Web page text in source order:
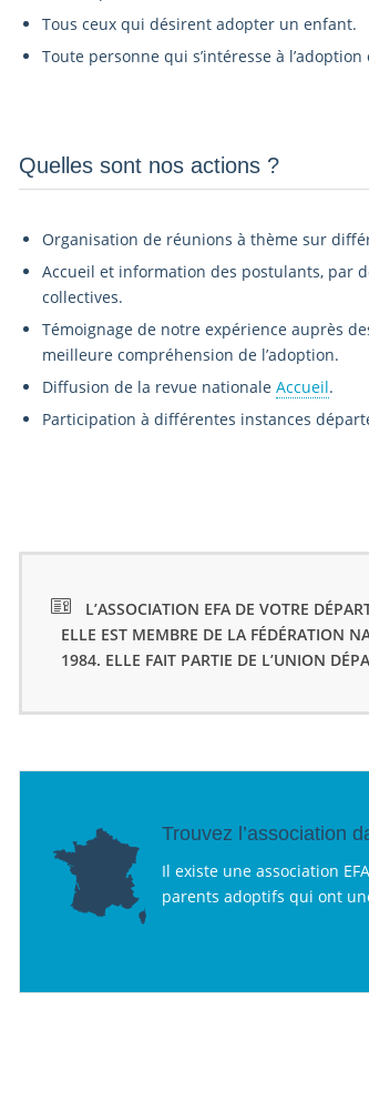
Tous ceux qui désirent adopter un enfant.
Toute personne qui s’intéresse à
Quelles sont nos actions ?
Organisation de réunions à thème sur
Accueil et information des postulants, par
collectives.
Témoignage de notre expérience auprès
meilleure compréhension de l’adoption.
Diffusion de la revue nationale Accueil.
Participation à différentes instances
L’ASSOCIATION EFA DE VOTRE
ELLE EST MEMBRE DE LA FÉDÉRATION
1984. ELLE FAIT PARTIE DE L’UNION
Trouvez l’association
Il existe une association
parents adoptifs qui ont